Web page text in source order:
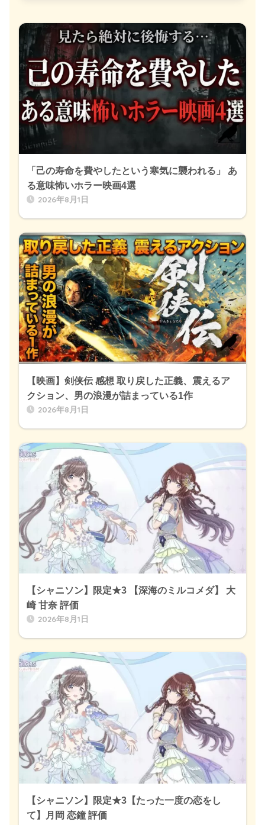
「己の寿命を費やしたという寒気に襲われる」 あ
る意味怖いホラー映画4選
2026年8月1日
【映画】剣侠伝 感想 取り戻した正義、震えるア
クション、男の浪漫が詰まっている1作
2026年8月1日
【シャニソン】限定★3 【深海のミルコメダ】 大
崎 甘奈 評価
2026年8月1日
【シャニソン】限定★3【たった一度の恋をし
て】月岡 恋鐘 評価